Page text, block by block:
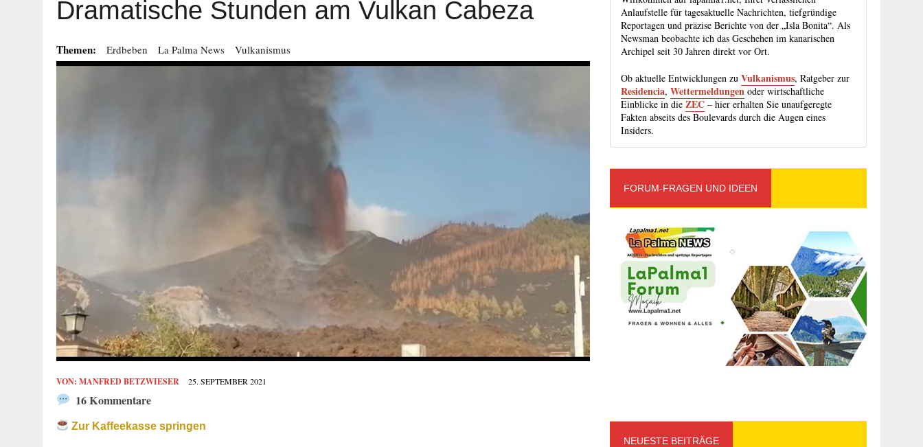
Dramatische Stunden am Vulkan Cabeza
Themen: Erdbeben La Palma News Vulkanismus
VON: MANFRED BETZWIESER 25. SEPTEMBER 2021
16 Kommentare
Zur Kaffeekasse springen
Anlaufstelle für tagesaktuelle Nachrichten, tiefgründige
Reportagen und präzise Berichte von der „Isla Bonita“. Als
Newsman beobachte ich das Geschehen im kanarischen
Archipel seit 30 Jahren direkt vor Ort.
Ob aktuelle Entwicklungen zuVulkanismus, Ratgeber zur
Residencia,Wettermeldungen oder wirtschaftliche
Einblicke in dieZEC – hier erhalten Sie unaufgeregte
Fakten abseits des Boulevards durch die Augen eines
Insiders.
FORUM-FRAGEN UND IDEEN
NEUESTE BEITRÄGE